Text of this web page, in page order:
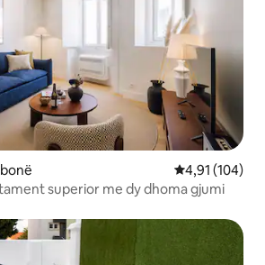
Vlerësimi
4,91 (104)
superior me dy dhoma gjumi